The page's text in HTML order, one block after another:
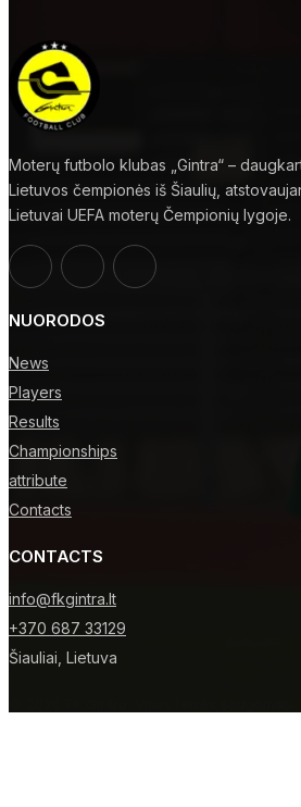
Moterų futbolo klubas „Gintra“ –
Lietuvos čempionės iš Šiaulių,
Lietuvai UEFA moterų Čempionių lygoje.
NUORODOS
News
Players
Results
Championships
attribute
Contacts
CONTACTS
info@fkgintra.lt
+370 687 33129
Šiauliai, Lietuva